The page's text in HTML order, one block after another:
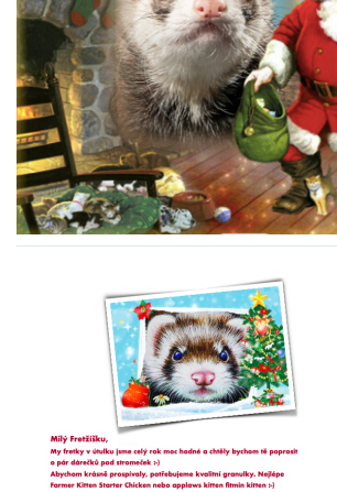
O FRETCE
O FRETCE
PÉČE O FRETKU
CHCI SI POŘÍDIT FRETKU
VÝCHOVA FRETKY
NEMOCI FRETEK
JAK FRETKA BYDLÍ